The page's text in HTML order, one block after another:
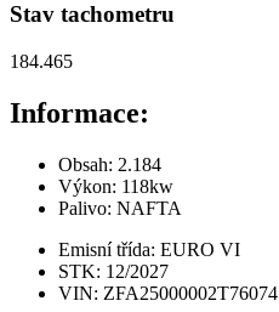
Stav tachometru
184.465
Informace:
Obsah: 2.184
Výkon: 118kw
Palivo: NAFTA
Emisní třída: EURO VI
STK: 12/2027
VIN: ZFA25000002T76074